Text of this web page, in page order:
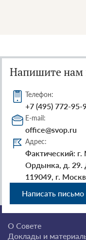
Напишите нам
Телефон:
+7 (495) 772-95-
E-mail:
office@svop.ru
Адрес:
Фактический:
Ордынка, д. 29.
119049, г.
Написать письмо
О Совете
Доклады и